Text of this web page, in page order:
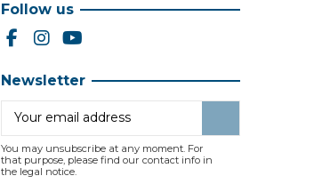
Follow us
Newsletter
You may unsubscribe at any moment. For
that purpose, please find our contact info in
the legal notice.